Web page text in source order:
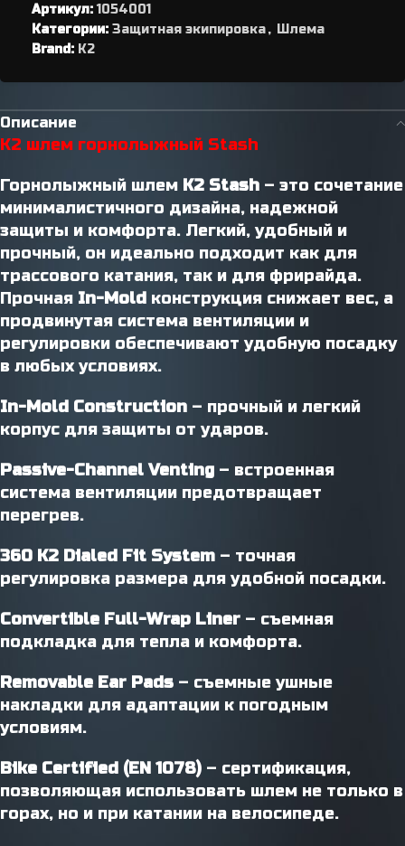
Артикул:1054001
Категории: Защитная экипировка, Шлема
Brand: K2
Описание
K2 шлем горнолыжный Stash
Горнолыжный шлем K2 Stash – это сочетание
минималистичного дизайна, надежной
защиты и комфорта. Легкий, удобный и
прочный, он идеально подходит как для
трассового катания, так и для фрирайда.
Прочная In-Mold конструкция снижает вес, а
продвинутая система вентиляции и
регулировки обеспечивают удобную посадку
в любых условиях.
In-Mold Construction – прочный и легкий
корпус для защиты от ударов.
Passive-Channel Venting – встроенная
система вентиляции предотвращает
перегрев.
360 K2 Dialed Fit System – точная
регулировка размера для удобной посадки.
Convertible Full-Wrap Liner – съемная
подкладка для тепла и комфорта.
Removable Ear Pads – съемные ушные
накладки для адаптации к погодным
условиям.
Bike Certified (EN 1078) – сертификация,
позволяющая использовать шлем не только в
горах, но и при катании на велосипеде.